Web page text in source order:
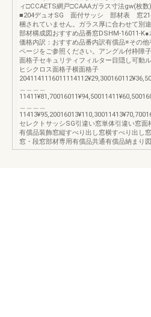
ィ□CCAETS網戸□CAAAガラス寸法gw(枚
■204デュオSG 面付サッシ 部材表 窓
梱されていません。ガラス厚に合わせて別
部材構成図おすすめ品番窓DSHM-16011-K●
価格内訳：おすすめ品番内訳有償品※その
ページをご参照ください。アングル付枠障
面格子セキュリティフィルター目隠し可動
ヒシクロス面格子横面格子
セレクトサッシSG引違い窓単体引違い窓面
有償品装飾窓縦すべり出し窓横すべり出し
窓・段窓部材専用有償品共通有償品納まり